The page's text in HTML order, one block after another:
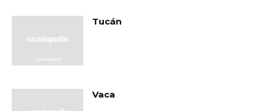
Tucán
Vaca